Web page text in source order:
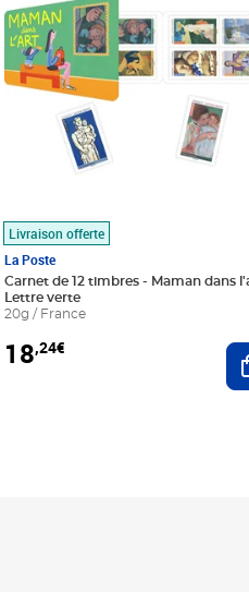
au panier
Livraison offerte
La Poste
Carnet de 12 timbres - Maman dans
Lettre verte
20g / France
18,24€